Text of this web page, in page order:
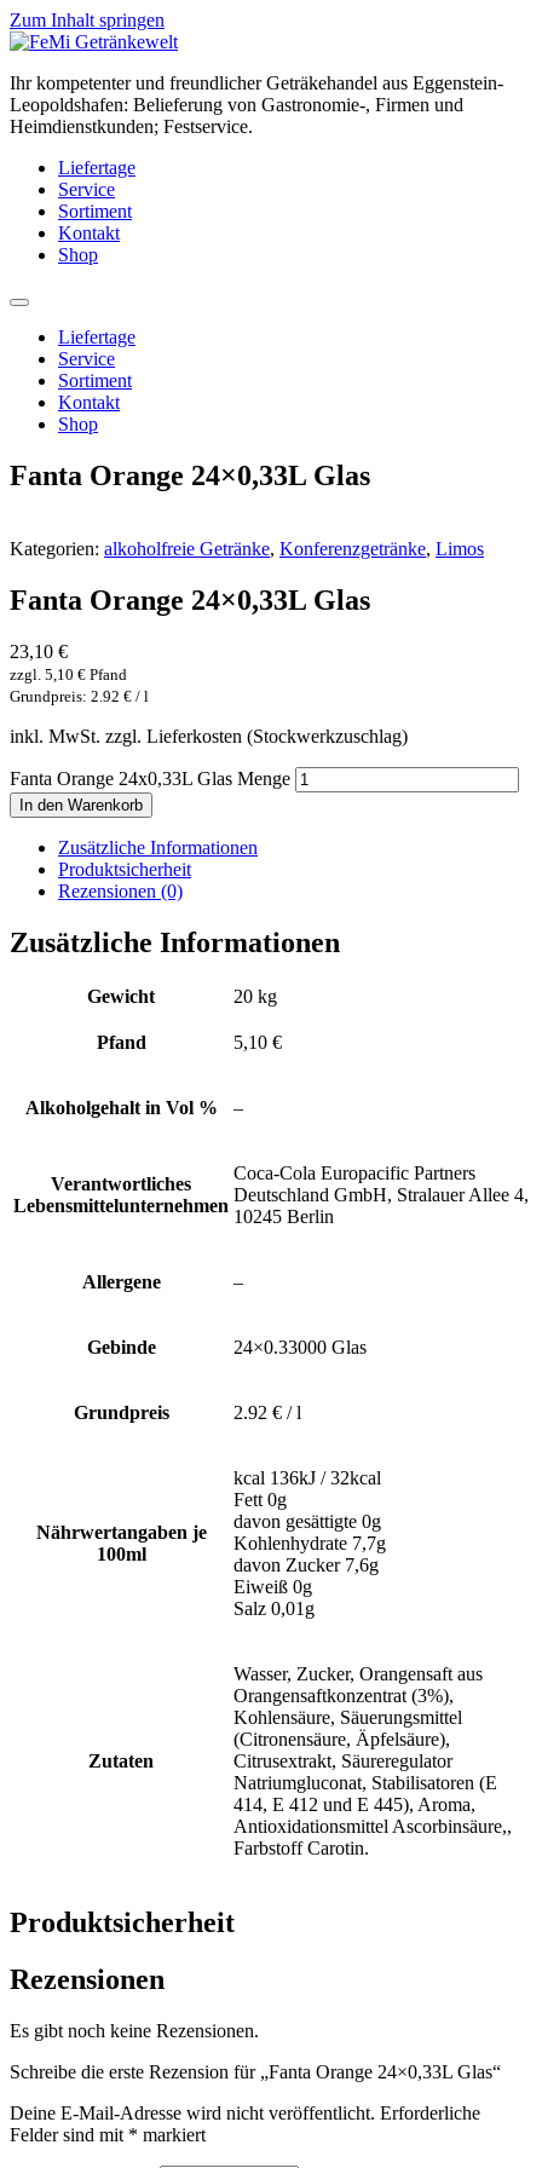
Zum Inhalt springen
Ihr kompetenter und freundlicher Geträkehandel aus Eggenstein-
Leopoldshafen: Belieferung von Gastronomie-, Firmen und
Heimdienstkunden; Festservice.
Liefertage
Service
Sortiment
Kontakt
Shop
Liefertage
Service
Sortiment
Kontakt
Shop
Fanta Orange 24×0,33L Glas
Kategorien: alkoholfreie Getränke, Konferenzgetränke, Limos
Fanta Orange 24×0,33L Glas
23,10 €
zzgl. 5,10 € Pfand
Grundpreis: 2.92 € / l
inkl. MwSt. zzgl. Lieferkosten (Stockwerkzuschlag)
Fanta Orange 24x0,33L Glas Menge
In den Warenkorb
Zusätzliche Informationen
Produktsicherheit
Rezensionen (0)
Zusätzliche Informationen
Gewicht 20 kg
Pfand 5,10 €
Alkoholgehalt in Vol % –
Verantwortliches
Lebensmittelunternehmen
Coca-Cola Europacific Partners
Deutschland GmbH, Stralauer Allee 4,
10245 Berlin
Allergene –
Gebinde 24×0.33000 Glas
Grundpreis 2.92 € / l
Nährwertangaben je
100ml
kcal 136kJ / 32kcal
Fett 0g
davon gesättigte 0g
Kohlenhydrate 7,7g
davon Zucker 7,6g
Eiweiß 0g
Salz 0,01g
Zutaten
Wasser, Zucker, Orangensaft aus
Orangensaftkonzentrat (3%),
Kohlensäure, Säuerungsmittel
(Citronensäure, Äpfelsäure),
Citrusextrakt, Säureregulator
Natriumgluconat, Stabilisatoren (E
414, E 412 und E 445), Aroma,
Antioxidationsmittel Ascorbinsäure,,
Farbstoff Carotin.
Produktsicherheit
Rezensionen
Es gibt noch keine Rezensionen.
Schreibe die erste Rezension für „Fanta Orange 24×0,33L Glas“
Deine E-Mail-Adresse wird nicht veröffentlicht. Erforderliche
Felder sind mit * markiert